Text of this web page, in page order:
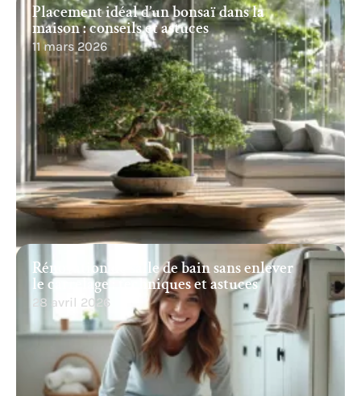
Placement idéal d’un bonsaï dans la
maison : conseils et astuces
11 mars 2026
Rénovation de salle de bain sans enlever
le carrelage : techniques et astuces
28 avril 2026